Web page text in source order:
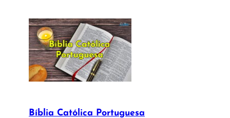
Bíblia Católica Portuguesa